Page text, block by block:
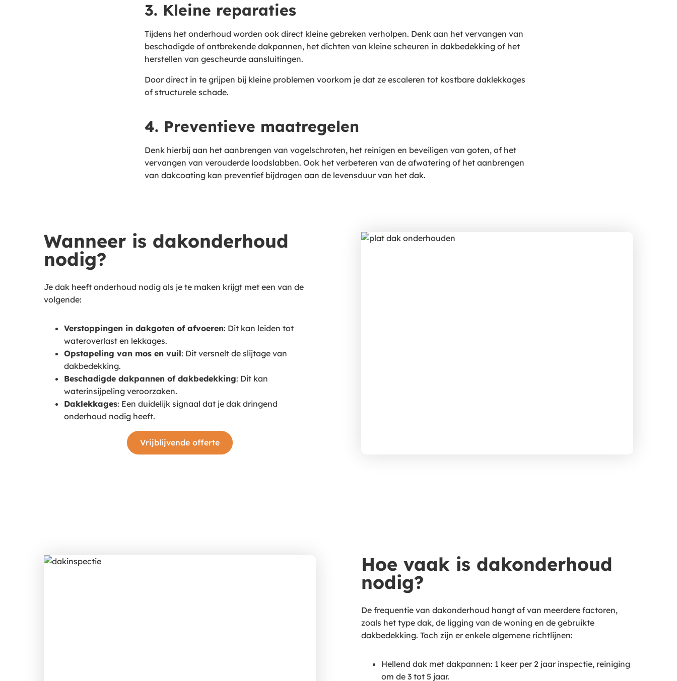
3. Kleine reparaties
Tijdens het onderhoud worden ook direct kleine gebreken verholpen. Denk aan het vervangen van
beschadigde of ontbrekende dakpannen, het dichten van kleine scheuren in dakbedekking of het
herstellen van gescheurde aansluitingen.
Door direct in te grijpen bij kleine problemen voorkom je dat ze escaleren tot kostbare daklekkages
of structurele schade.
4. Preventieve maatregelen
Denk hierbij aan het aanbrengen van vogelschroten, het reinigen en beveiligen van goten, of het
vervangen van verouderde loodslabben. Ook het verbeteren van de afwatering of het aanbrengen
van dakcoating kan preventief bijdragen aan de levensduur van het dak.
Wanneer is dakonderhoud
nodig?
Je dak heeft onderhoud nodig als je te maken krijgt met een van de
volgende:
Verstoppingen in dakgoten of afvoeren: Dit kan leiden tot
wateroverlast en lekkages.
Opstapeling van mos en vuil: Dit versnelt de slijtage van
dakbedekking.
Beschadigde dakpannen of dakbedekking: Dit kan
waterinsijpeling veroorzaken.
Daklekkages: Een duidelijk signaal dat je dak dringend
onderhoud nodig heeft.
Vrijblijvende offerte
Hoe vaak is dakonderhoud
nodig?
De frequentie van dakonderhoud hangt af van meerdere factoren,
zoals het type dak, de ligging van de woning en de gebruikte
dakbedekking. Toch zijn er enkele algemene richtlijnen:
Hellend dak met dakpannen: 1 keer per 2 jaar inspectie, reiniging
om de 3 tot 5 jaar.